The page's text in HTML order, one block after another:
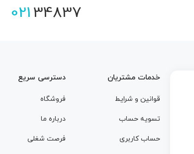
02134837
خدمات مشتریان
قوانین و شرایط
تسویه حساب
حساب کاربری
دسترسی سریع
فروشگاه
درباره ما
فرصت شغلی